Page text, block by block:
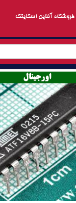
فروشگاه آنلاین اسکایتک